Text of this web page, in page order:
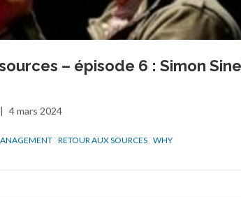
– épisode 6 : Simon
| 4 mars 2024
RETOUR AUX SOURCES WHY